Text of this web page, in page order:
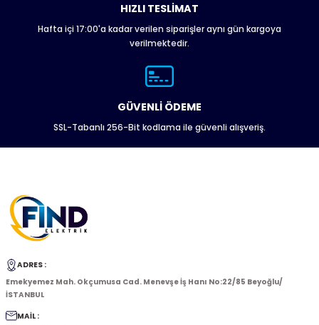
Gönder
HIZLI TESLİMAT
Hafta içi 17:00'a kadar verilen siparişler aynı gün kargoya
verilmektedir.
GÜVENLİ ÖDEME
SSL-Tabanlı 256-Bit kodlama ile güvenli alışveriş.
ADRES :
Emekyemez Mah. Okçumusa Cad. Menevşe İş Hanı No:22/85 Beyoğlu/
İSTANBUL
MAİL :